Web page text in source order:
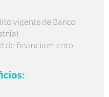
vigente de Banco
de financiamiento